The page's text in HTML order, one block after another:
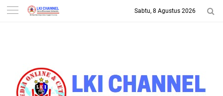
-->
Sabtu, 8 Agustus 2026